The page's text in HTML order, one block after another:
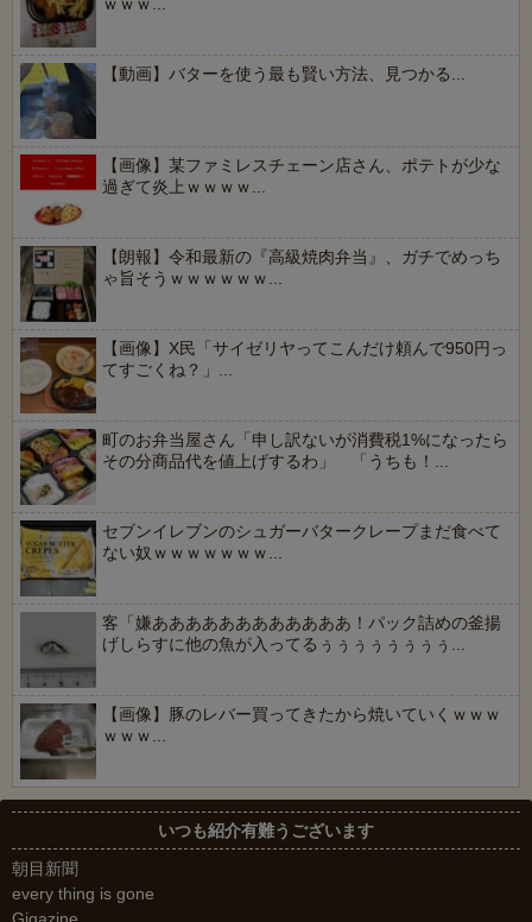
【動画】バターを使う最も賢い方法、見つかる...
【画像】某ファミレスチェーン店さん、ポテトが少な
過ぎて炎上ｗｗｗｗ...
【朗報】令和最新の『高級焼肉弁当』、ガチでめっち
ゃ旨そうｗｗｗｗｗｗ...
【画像】X民「サイゼリヤってこんだけ頼んで950円っ
てすごくね？」...
町のお弁当屋さん「申し訳ないが消費税1%になったら
その分商品代を値上げするわ」 「うちも！...
セブンイレブンのシュガーバタークレープまだ食べて
ない奴ｗｗｗｗｗｗｗ...
客「嫌ああああああああああああ！パック詰めの釜揚
げしらすに他の魚が入ってるぅぅぅぅぅぅぅぅ...
【画像】豚のレバー買ってきたから焼いていくｗｗｗ
ｗｗｗ...
いつも紹介有難うございます
朝目新聞
every thing is gone